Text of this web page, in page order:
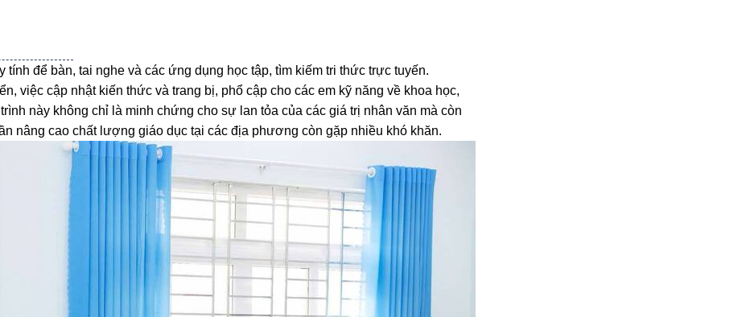
để bàn, tai nghe và các ứng dụng học tập, tìm kiếm tri thức trực tuyến.
việc cập nhật kiến thức và trang bị, phổ cập cho các em kỹ năng về khoa học,
này không chỉ là minh chứng cho sự lan tỏa của các giá trị nhân văn mà còn
nâng cao chất lượng giáo dục tại các địa phương còn gặp nhiều khó khăn.